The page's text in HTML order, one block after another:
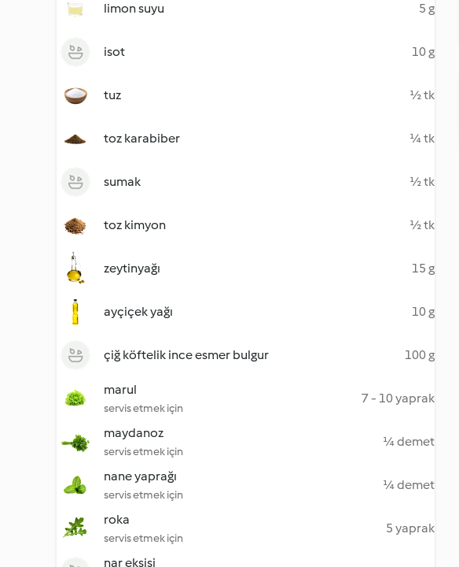
limon suyu 5 g
isot 10 g
tuz ½ tk
toz karabiber ¼ tk
sumak ½ tk
toz kimyon ½ tk
zeytinyağı 15 g
ayçiçek yağı 10 g
çiğ köftelik ince esmer bulgur 100 g
marul
servis etmek için
7 - 10 yaprak
maydanoz
servis etmek için
¼ demet
nane yaprağı
servis etmek için
¼ demet
roka
servis etmek için
5 yaprak
nar ekşisi